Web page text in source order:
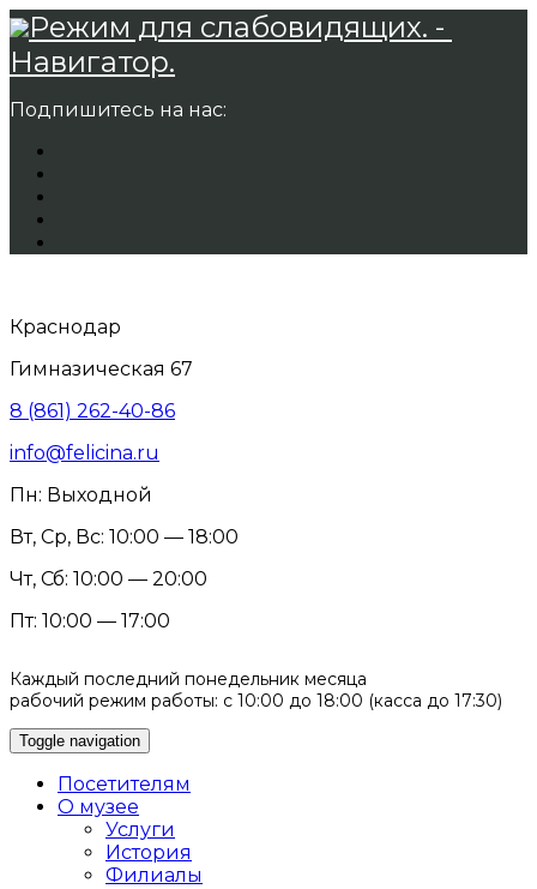
Режим для слабовидящих. -
Навигатор.
Подпишитесь на нас:
Краснодар
Гимназическая 67
8 (861) 262-40-86
info@felicina.ru
Пн: Выходной
Вт, Ср, Вс: 10:00 — 18:00
Чт, Сб: 10:00 — 20:00
Пт: 10:00 — 17:00
Каждый последний понедельник месяца
рабочий режим работы: с 10:00 до 18:00 (касса до 17:30)
Toggle navigation
Посетителям
О музее
Услуги
История
Филиалы